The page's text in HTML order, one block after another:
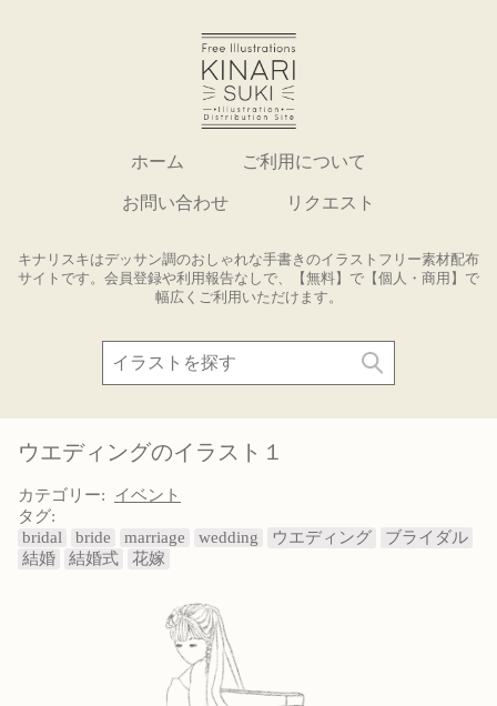
ホーム ご利用について
お問い合わせ リクエスト
キナリスキはデッサン調のおしゃれな手書きのイラストフリー素材配布
サイトです。会員登録や利用報告なしで、【無料】で【個人・商用】で
幅広くご利用いただけます。
ウエディングのイラスト１
カテゴリー:
イベント
タグ:
bridal
bride marriage wedding ウエディング
ブライダル
結婚
結婚式 花嫁